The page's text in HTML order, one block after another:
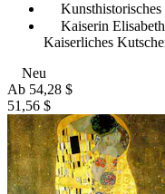
Kaiserin
Kaiserliches
Neu
Ab 54,28 $
51,56 $